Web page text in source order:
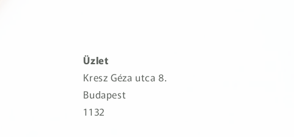
Üzlet
Kresz Géza utca 8.
Budapest
1132